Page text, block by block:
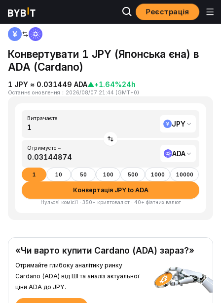
Реєстрація
Головна
Конвертувати 1 JPY (Японська єна) в
ADA (Cardano)
1 JPY ≈ 0.031449 ADA▲+1.64%24h
Останнє оновлення ： 2026/08/07 21:44 (GMT+0)
Витрачаєте
JPY
Отримуєте ~
ADA
1 10 50 100 500 1000 10000
Конвертація JPY to ADA
Нульові комісії · 350+ криптовалют · 40+ фіатних валют
«Чи варто купити Cardano (ADA) зараз?»
Отримайте глибоку аналітику ринку
Cardano (ADA) від ШІ та аналіз актуальної
ціни ADA до JPY.